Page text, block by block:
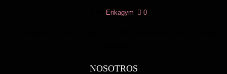
Erikagym 0
NOSOTROS